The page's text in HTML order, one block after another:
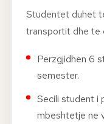
Studentet duhet
transportit dhe te
Perzgjidhen 6
semester.
Secili student i
mbeshtetje ne